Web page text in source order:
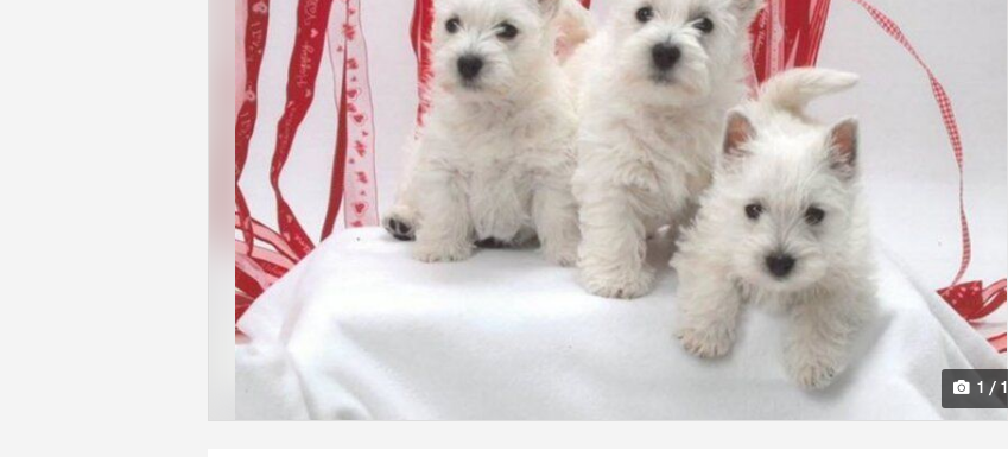
1 / 1